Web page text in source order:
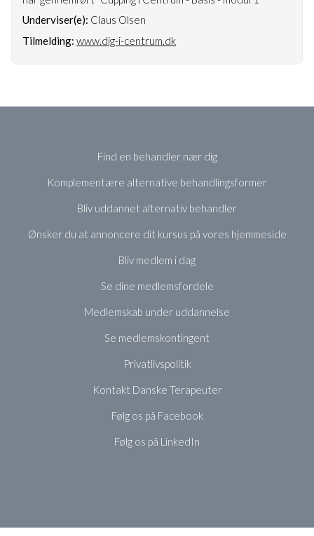
Underviser(e): Claus Olsen
Tilmelding: www.dig-i-centrum.dk
Find en behandler nær dig
Komplementære alternative behandlingsformer
Bliv uddannet alternativ behandler
Ønsker du at annoncere dit kursus på vores hjemmeside
Bliv medlem i dag
Se dine medlemsfordele
Medlemskab under uddannelse
Se medlemskontingent
Privatlivspolitik
Kontakt Danske Terapeuter
Følg os på Facebook
Følg os på LinkedIn